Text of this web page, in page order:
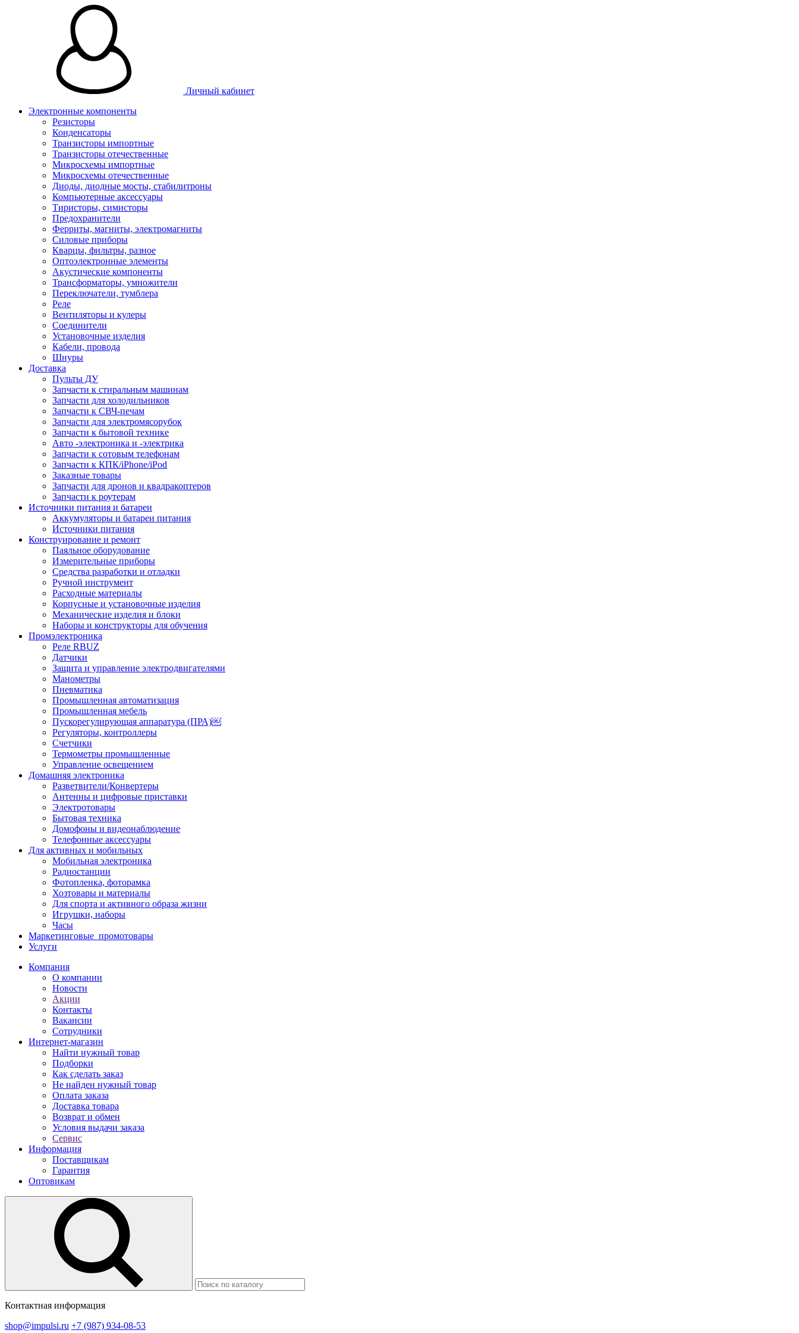
Личный кабинет
Электронные компоненты
Резисторы
Конденсаторы
Транзисторы импортные
Транзисторы отечественные
Микросхемы импортные
Микросхемы отечественные
Диоды, диодные мосты, стабилитроны
Компьютерные аксессуары
Тиристоры, симисторы
Предохранители
Ферриты, магниты, электромагниты
Силовые приборы
Кварцы, фильтры, разное
Оптоэлектронные элементы
Акустические компоненты
Трансформаторы, умножители
Переключатели, тумблера
Реле
Вентиляторы и кулеры
Соединители
Установочные изделия
Кабели, провода
Шнуры
Доставка
Пульты ДУ
Запчасти к стиральным машинам
Запчасти для холодильников
Запчасти к СВЧ-печам
Запчасти для электромясорубок
Запчасти к бытовой технике
Авто -электроника и -электрика
Запчасти к сотовым телефонам
Запчасти к КПК/iPhone/iPod
Заказные товары
Запчасти для дронов и квадракоптеров
Запчасти к роутерам
Источники питания и батареи
Аккумуляторы и батареи питания
Источники питания
Конструирование и ремонт
Паяльное оборудование
Измерительные приборы
Средства разработки и отладки
Ручной инструмент
Расходные материалы
Корпусные и установочные изделия
Механические изделия и блоки
Наборы и конструкторы для обучения
Промэлектроника
Реле RBUZ
Датчики
Защита и управление электродвигателями
Манометры
Пневматика
Промышленная автоматизация
Промышленная мебель
Пускорегулирующая аппаратура (ПРА)￼
Регуляторы, контроллеры
Счетчики
Термометры промышленные
Управление освещением
Домашняя электроника
Разветвители/Конвертеры
Антенны и цифровые приставки
Электротовары
Бытовая техника
Домофоны и видеонаблюдение
Телефонные аксессуары
Для активных и мобильных
Мобильная электроника
Радиостанции
Фотопленка, фоторамка
Хозтовары и материалы
Для спорта и активного образа жизни
Игрушки, наборы
Часы
Маркетинговые_промотовары
Услуги
Компания
О компании
Новости
Акции
Контакты
Вакансии
Сотрудники
Интернет-магазин
Найти нужный товар
Подборки
Как сделать заказ
Не найден нужный товар
Оплата заказа
Доставка товара
Возврат и обмен
Условия выдачи заказа
Сервис
Информация
Поставщикам
Гарантия
Оптовикам
Контактная информация
shop@impulsi.ru +7 (987) 934-08-53